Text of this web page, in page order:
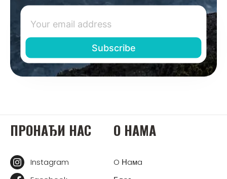
ПРOНAЂИ НAС
Instagram
O НAМA
O Нaмa